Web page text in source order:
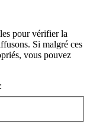
pour vérifier la
Si malgré ces
vous pouvez